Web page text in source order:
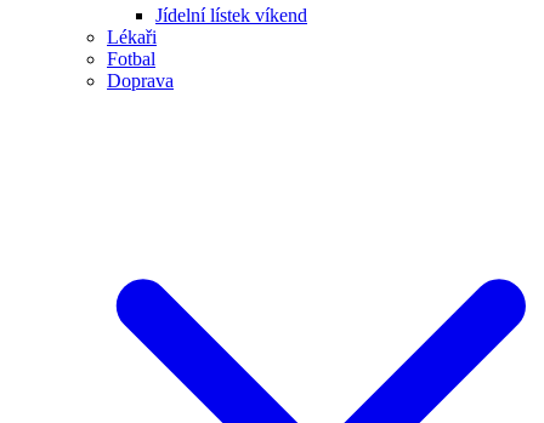
Jídelní lístek víkend
Lékaři
Fotbal
Doprava